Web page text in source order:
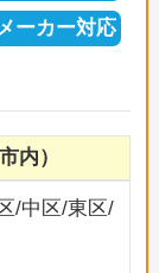
ーカー対応
内）
/中区/東区/